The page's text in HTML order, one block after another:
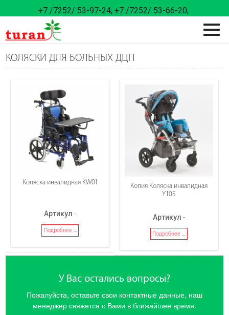
+7 /7252/ 53-97-24; +7 /7252/ 53-66-20;
КОЛЯСКИ ДЛЯ БОЛЬНЫХ ДЦП
Коляска инвалидная KW01
Артикул -
Подробнее ...
Копия Коляска инвалидная
Y105
Артикул -
Подробнее ...
У Вас остались вопросы?
Пожалуйста, оставьте свои контактные данные, наш
менеджер свяжется с Вами в ближайшее время.